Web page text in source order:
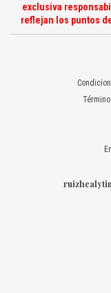
exclusiva
reflejan los puntos